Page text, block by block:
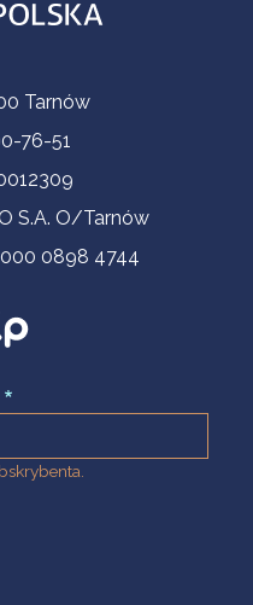
Tarnów
76-51
S.A. O/Tarnów
0898 4744